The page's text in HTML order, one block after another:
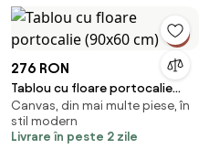
276 RON
Tablou cu floare portocalie
(90x60 cm)
Canvas, din mai multe piese, în
stil modern
Livrare în peste 2 zile